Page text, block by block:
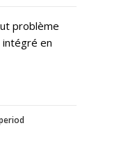
problème
intégré en